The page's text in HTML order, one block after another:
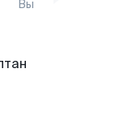
Вы